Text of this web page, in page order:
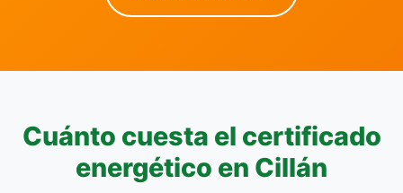
Cuánto cuesta el certificado
energético en Cillán